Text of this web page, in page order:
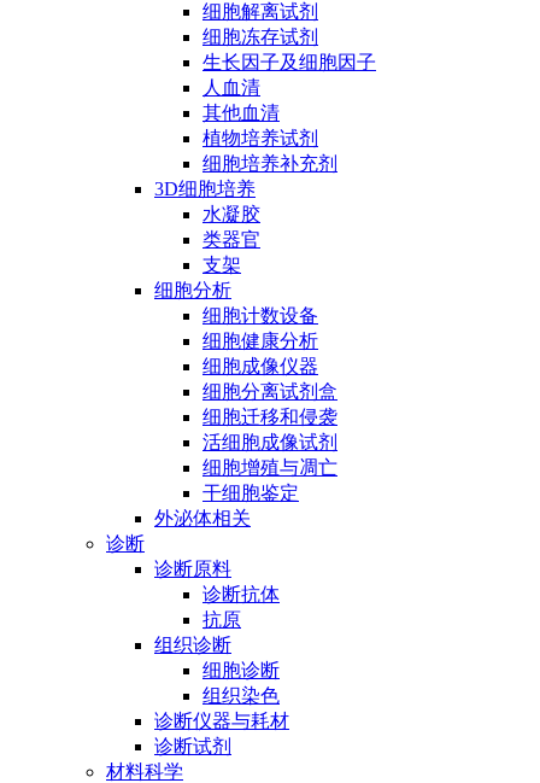
细胞解离试剂
细胞冻存试剂
生长因子及细胞因子
人血清
其他血清
植物培养试剂
细胞培养补充剂
3D细胞培养
水凝胶
类器官
支架
细胞分析
细胞计数设备
细胞健康分析
细胞成像仪器
细胞分离试剂盒
细胞迁移和侵袭
活细胞成像试剂
细胞增殖与凋亡
干细胞鉴定
外泌体相关
诊断
诊断原料
诊断抗体
抗原
组织诊断
细胞诊断
组织染色
诊断仪器与耗材
诊断试剂
材料科学